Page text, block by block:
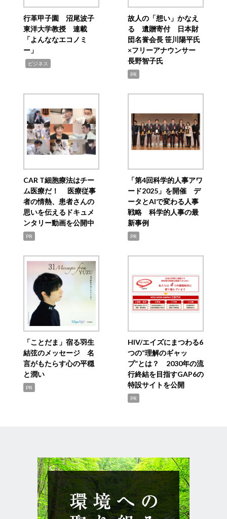
行革甲子園 沼尾波子
東洋大学教授 連載
「よんななエコノミ
ー」
ビジネス
故人の「想い」かなえ
る 遺贈寄付 日本財
団名誉会長 笹川陽平氏
×フリーアナウンサー
長野智子氏
PR
CAR T細胞療法はチー
ム医療だ！ 医療従事
者の情熱、患者さんの
思いを伝えるドキュメ
ンタリー動画を公開中
PR
「第4回科学的人事アワ
ード2025」を開催 デ
ータとAIで変わる人事
戦略 科学的人事の最
新事例
PR
「ことだま」宿る羽生
結弦のメッセージ 名
言がもたらす心の平穏
と潤い
PR
HIV/エイズにまつわる6
つの“理解のギャッ
プ”とは？ 2030年の流
行終結を目指すGAP6の
特設サイトを公開
PR